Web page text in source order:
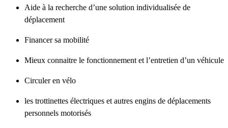
Aide à la recherche d’une solution individualisée de
déplacement
Financer sa mobilité
Mieux connaitre le fonctionnement et l’entretien d’un véhicule
Circuler en vélo
les trottinettes électriques et autres engins de déplacements
personnels motorisés